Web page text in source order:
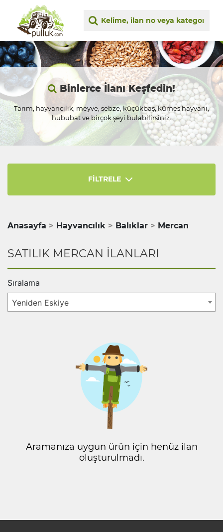
Binlerce İlanı Keşfedin!
Tarım, hayvancılık, meyve, sebze, küçükbaş, kümes hayvanı,
hububat ve birçok şeyi bulabilirsiniz.
FİLTRELE
Anasayfa Hayvancılık Balıklar Mercan
SATILIK MERCAN İLANLARI
Sıralama
Yeniden Eskiye
Aramanıza uygun ürün için henüz ilan
oluşturulmadı.